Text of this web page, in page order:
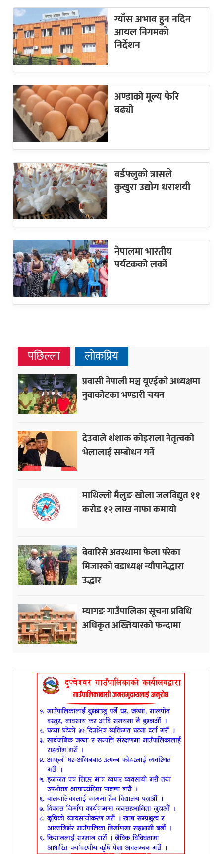
ग्याँस अभाव हुन नदिन
आयल निगमको
निर्देशन
अण्डाको मूल्य फेरि
बढ्यो
बर्डफ्लुको त्रासले
कुखुरा उद्योग धराशयी
नेपालमा भारतीय
पर्यटकको लर्को
पछिल्ला लोकप्रिय
प्रवासी नेपाली मञ्च यूएईको अध्यक्षमा
नुवाकोटका भण्डारी चयन
देउवाले शंशाक कोइराला नेतृत्वको
भेलालाई सम्बोधन गर्ने
माथिल्लो मैलुङ खोला जलविद्युत ११
करोड १२ लाख नाफा कमायाे
वेवारिसे अवस्थामा फेला परेका
मिजारको वडाध्यक्ष न्यौपानेद्धारा
उद्धार
म्यागङ गाउँपालिका सूचना प्रविधि
अधिकृत अख्तियारको फन्दामा